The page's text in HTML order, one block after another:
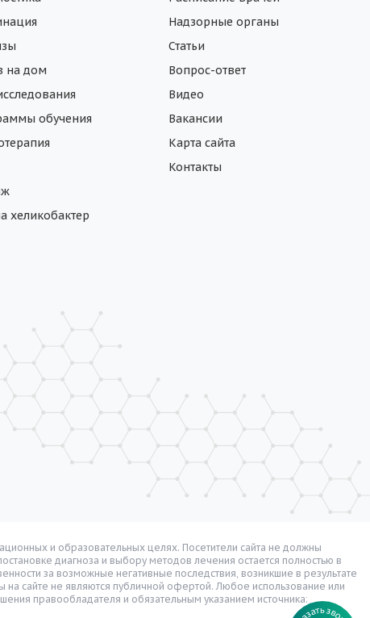
на дом
обучения
хеликобактер
Надзорные органы
Статьи
Вопрос-ответ
Видео
Вакансии
Карта сайта
Контакты
и образовательных целях. Посетители сайта не должны
диагноза и выбору методов лечения остается полностью в
за возможные негативные последствия, возникшие в результате
сайте не являются публичной офертой. Любое использование или
правообладателя и обязательным указанием источника: